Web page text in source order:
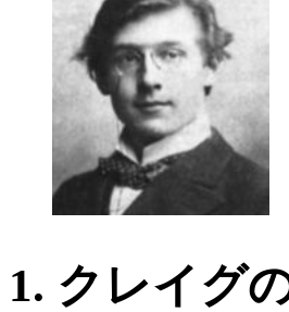
1. クレイグ